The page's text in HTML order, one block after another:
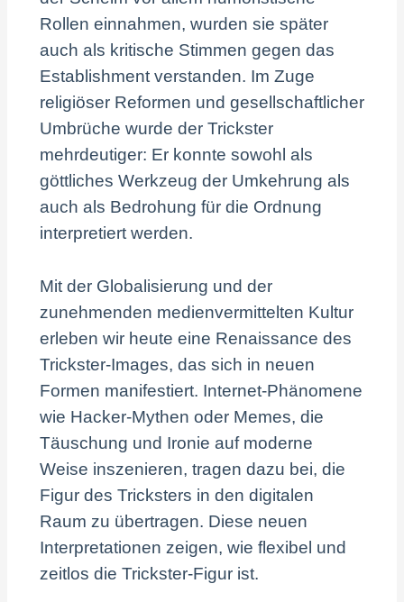
Rollen einnahmen, wurden sie später
auch als kritische Stimmen gegen das
Establishment verstanden. Im Zuge
religiöser Reformen und gesellschaftlicher
Umbrüche wurde der Trickster
mehrdeutiger: Er konnte sowohl als
göttliches Werkzeug der Umkehrung als
auch als Bedrohung für die Ordnung
interpretiert werden.
Mit der Globalisierung und der
zunehmenden medienvermittelten Kultur
erleben wir heute eine Renaissance des
Trickster-Images, das sich in neuen
Formen manifestiert. Internet-Phänomene
wie Hacker-Mythen oder Memes, die
Täuschung und Ironie auf moderne
Weise inszenieren, tragen dazu bei, die
Figur des Tricksters in den digitalen
Raum zu übertragen. Diese neuen
Interpretationen zeigen, wie flexibel und
zeitlos die Trickster-Figur ist.